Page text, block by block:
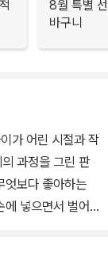
8월 특별
바구니
가 어린 시절과 작
과정을 그린 판
엇보다 좋아하는
에 넣으면서 벌어